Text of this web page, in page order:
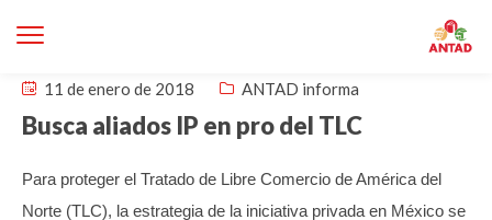
11 de enero de 2018 ANTAD informa
Busca aliados IP en pro del TLC
Para proteger el Tratado de Libre Comercio de América del
Norte (TLC), la estrategia de la iniciativa privada en México se